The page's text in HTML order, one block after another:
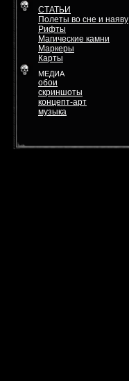
СТАТЬИ
Полеты во сне и наяву
Рифты
Магические камни
Маркеры
Карты
МЕДИА
обои
скриншоты
концепт-арт
музыка